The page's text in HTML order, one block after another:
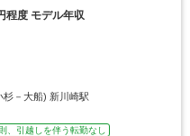
程度 モデル年収
杉－大船) 新川崎駅
、引越しを伴う転勤なし